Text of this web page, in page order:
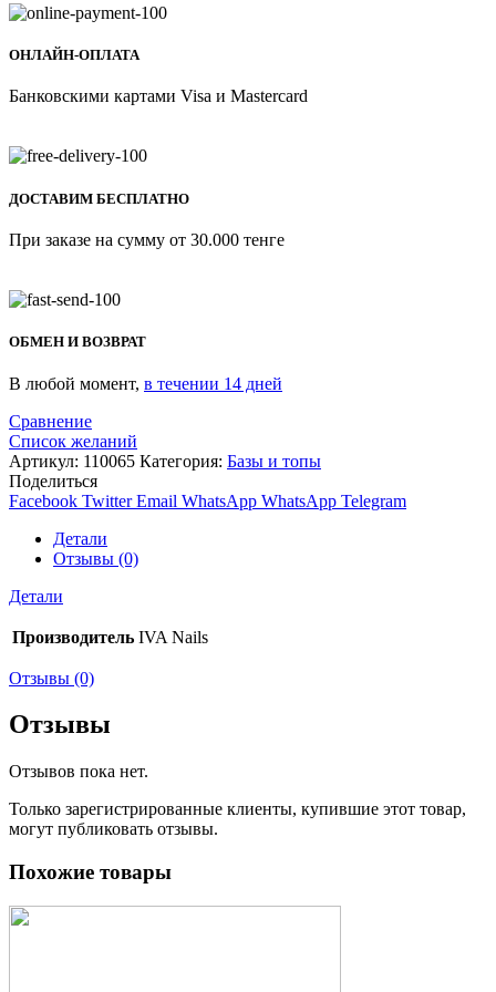
ОНЛАЙН-ОПЛАТА
Банковскими картами Visa и Mastercard
ДОСТАВИМ БЕСПЛАТНО
При заказе на сумму от 30.000 тенге
ОБМЕН И ВОЗВРАТ
В любой момент, в течении 14 дней
Сравнение
Список желаний
Артикул: 110065 Категория: Базы и топы
Поделиться
Facebook Twitter Email WhatsApp WhatsApp Telegram
Детали
Отзывы (0)
Детали
Производитель IVA Nails
Отзывы (0)
Отзывы
Отзывов пока нет.
Только зарегистрированные клиенты, купившие этот товар,
могут публиковать отзывы.
Похожие товары